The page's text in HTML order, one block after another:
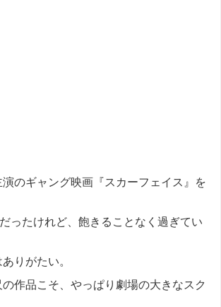
のギャング映画『スカーフェイス』を
ったけれど、飽きることなく過ぎてい
りがたい。
作品こそ、やっぱり劇場の大きなスク